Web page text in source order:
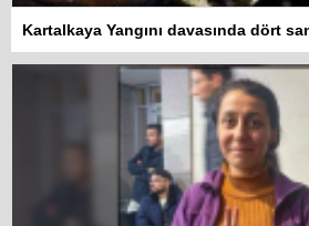
Kartalkaya Yangını davasında dört